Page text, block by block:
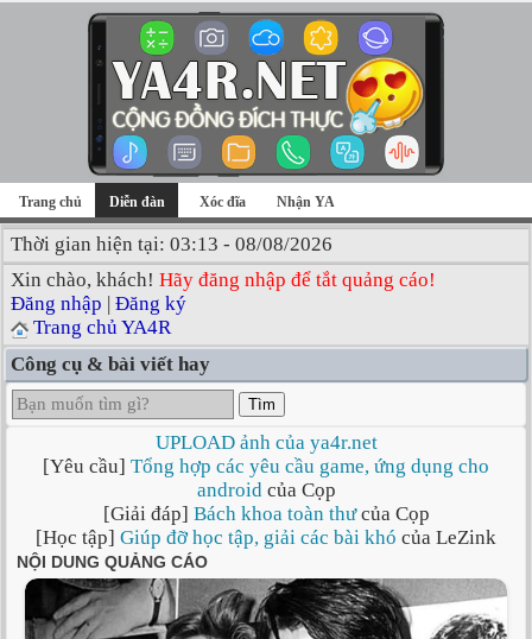
Trang chủ Diễn đàn Xóc đĩa Nhận YA
Thời gian hiện tại: 03:13 - 08/08/2026
Xin chào, khách! Hãy đăng nhập để tắt quảng cáo!
Đăng nhập | Đăng ký
Trang chủ YA4R
Công cụ & bài viết hay
Tìm
UPLOAD ảnh của ya4r.net
[Yêu cầu] Tổng hợp các yêu cầu game, ứng dụng cho
androidcủa Cọp
[Giải đáp] Bách khoa toàn thưcủa Cọp
[Học tập] Giúp đỡ học tập, giải các bài khó của LeZink